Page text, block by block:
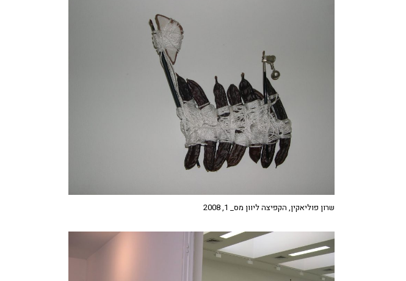
שרון פוליאקין, הקפיצה ליוון מס_ 1, 2008